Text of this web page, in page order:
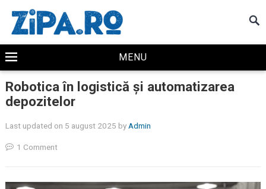
MENU
Robotica în logistică și automatizarea
depozitelor
Last updated on 5 august 2025 by Admin
1 Comment